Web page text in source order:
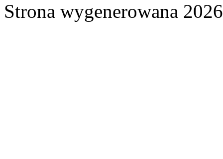
Strona wygenerowana